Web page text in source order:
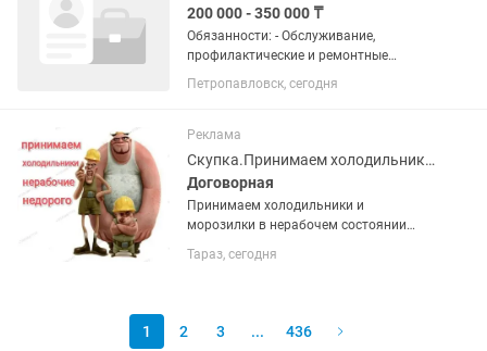
200 000 - 350 000 ₸
Обязанности: - Обслуживание,
профилактические и ремонтные
работы по поддержанию в рабочем
состоянии рабочей техники
др.), программного обеспечения и
периферии; -...
Петропавловск, сегодня
Реклама
Скупка.Принимаем холодильники и морозилки в нерабочем состоянии недорого
Договорная
Принимаем холодильники и
морозилки в нерабочем состоянии
присылать . Поможем вынести старую
Тараз, сегодня
1 2 3 ... 436